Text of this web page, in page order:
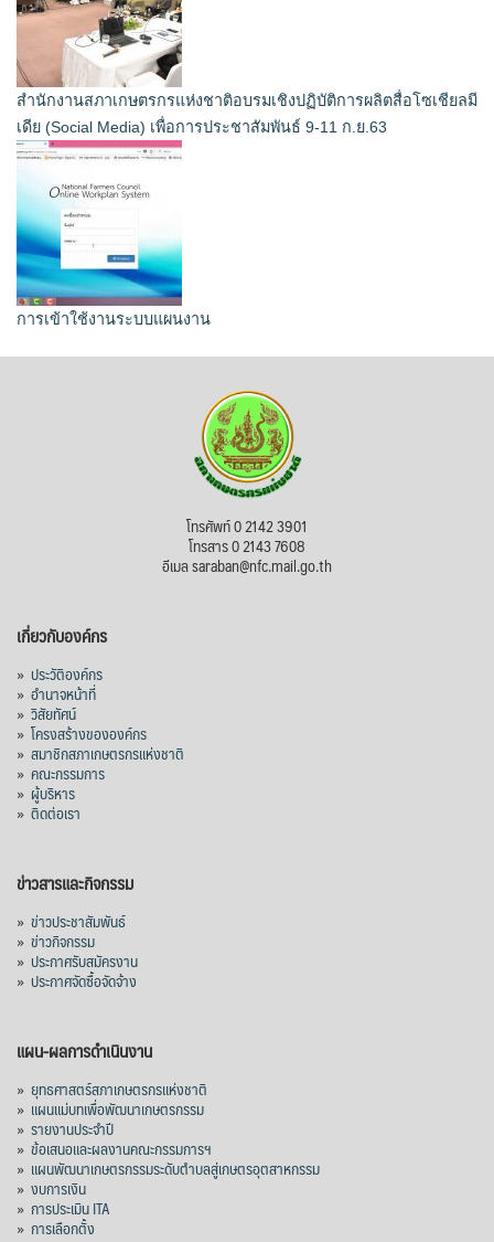
สำนักงานสภาเกษตรกรแห่งชาติอบรมเชิงปฏิบัติการผลิตสื่อโซเชียลมี
เดีย (Social Media) เพื่อการประชาสัมพันธ์ 9-11 ก.ย.63
การเข้าใช้งานระบบแผนงาน
โทรศัพท์ 0 2142 3901
โทรสาร 0 2143 7608
อีเมล saraban@nfc.mail.go.th
เกี่ยวกับองค์กร
» ประวัติองค์กร
» อำนาจหน้าที่
» วิสัยทัศน์
» โครงสร้างขององค์กร
» สมาชิกสภาเกษตรกรแห่งชาติ
» คณะกรรมการ
» ผู้บริหาร
» ติดต่อเรา
ข่าวสารและกิจกรรม
» ข่าวประชาสัมพันธ์
» ข่าวกิจกรรม
» ประกาศรับสมัครงาน
» ประกาศจัดซื้อจัดจ้าง
แผน-ผลการดำเนินงาน
» ยุทธศาสตร์สภาเกษตรกรแห่งชาติ
» แผนแม่บทเพื่อพัฒนาเกษตรกรรม
» รายงานประจำปี
» ข้อเสนอและผลงานคณะกรรมการฯ
» แผนพัฒนาเกษตรกรรมระดับตำบลสู่เกษตรอุตสาหกรรม
» งบการเงิน
» การประเมิน ITA
» การเลือกตั้ง